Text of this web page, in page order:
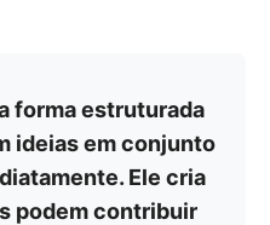
forma estruturada
ideias em conjunto
Ele cria
podem contribuir